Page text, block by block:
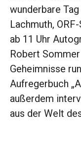
wunderbare
Lachmuth,
ab 11 Uhr
Robert
Geheimnisse
Aufregerbuch
außerdem
aus der Welt